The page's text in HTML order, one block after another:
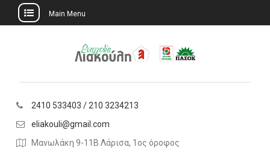
Main Menu
2410 533403 / 210 3234213
eliakouli@gmail.com
Μανωλάκη 9-11Β Λάρισα, 1ος όροφος